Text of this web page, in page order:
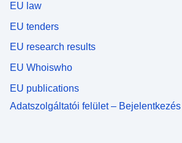
EU law
EU tenders
EU research results
EU Whoiswho
EU publications
Adatszolgáltatói felület – Bejelentkezés